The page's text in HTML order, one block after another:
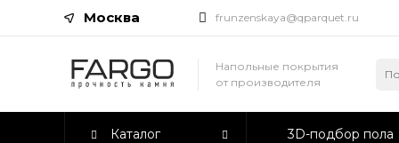
Москва frunzenskaya@qparquet.ru
Напольные покрытия
от производителя
Каталог 3D-подбор пола